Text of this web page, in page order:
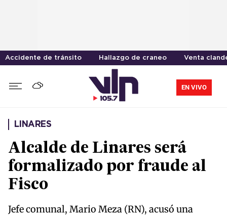
Accidente de tránsito Hallazgo de craneo Venta
EN VIVO
LINARES
Alcalde de Linares será
formalizado por fraude al
Fisco
Jefe comunal, Mario Meza (RN), acusó una